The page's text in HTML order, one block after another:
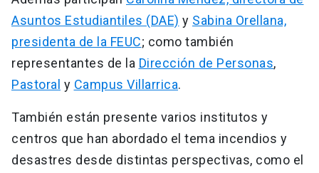
Asuntos Estudiantiles (DAE) y Sabina Orellana,
presidenta de la FEUC; como también
representantes de la Dirección de Personas,
Pastoral y Campus Villarrica.
También están presente varios institutos y
centros que han abordado el tema incendios y
desastres desde distintas perspectivas, como el